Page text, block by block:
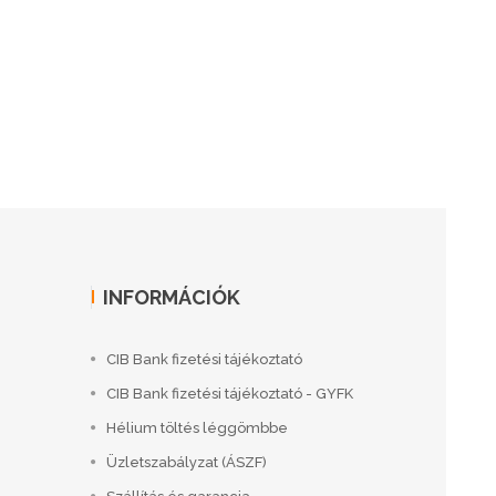
INFORMÁCIÓK
CIB Bank fizetési tájékoztató
CIB Bank fizetési tájékoztató - GYFK
Hélium töltés léggömbbe
Üzletszabályzat (ÁSZF)